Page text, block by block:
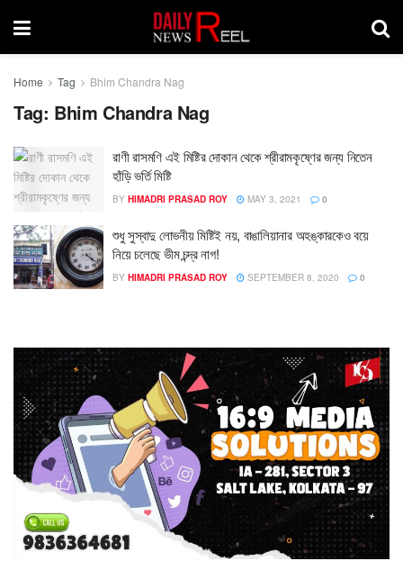
Home Tag Bhim Chandra Nag
Tag: Bhim Chandra Nag
রাণী রাসমণি এই মিষ্টির দোকান থেকে শ্রীরামকৃষ্ণের জন্য নিতেন
হাঁড়ি ভর্তি মিষ্টি
BY HIMADRI PRASAD ROY MAY 3, 2021 0
শুধু সুস্বাদু লোভনীয় মিষ্টিই নয়, বাঙালিয়ানার অহঙ্কারকেও বয়ে
নিয়ে চলেছে ভীম চন্দ্র নাগ!
BY HIMADRI PRASAD ROY SEPTEMBER 8, 2020 0